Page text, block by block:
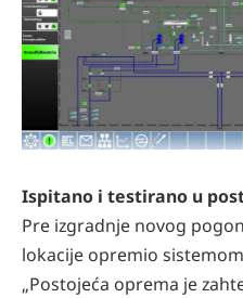
Ispitano i testirano u
Pre izgradnje novog
lokacije opremio
„Postojeća oprema je